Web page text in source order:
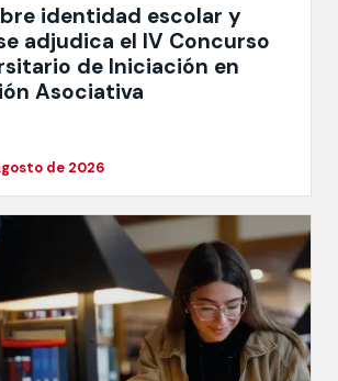
identidad escolar y
adjudica el IV Concurso
de Iniciación en
Asociativa
de 2026